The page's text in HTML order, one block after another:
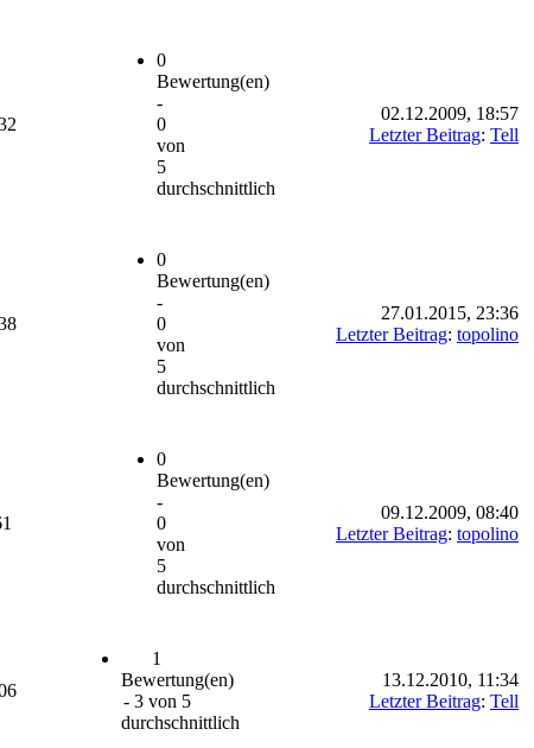
0
Bewertung(en)
-
0
von
5
durchschnittlich
02.12.2009, 18:57
Letzter Beitrag: Tell
0
Bewertung(en)
-
0
von
5
durchschnittlich
27.01.2015, 23:36
Letzter Beitrag: topolino
0
Bewertung(en)
-
0
von
5
durchschnittlich
09.12.2009, 08:40
Letzter Beitrag: topolino
1
Bewertung(en)
- 3 von 5
durchschnittlich
13.12.2010, 11:34
Letzter Beitrag: Tell